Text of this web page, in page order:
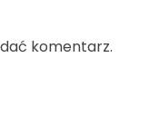
komentarz.